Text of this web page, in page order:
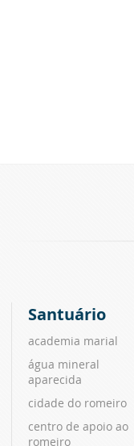
Santuário
academia marial
água mineral
aparecida
cidade do romeiro
centro de apoio ao
romeiro